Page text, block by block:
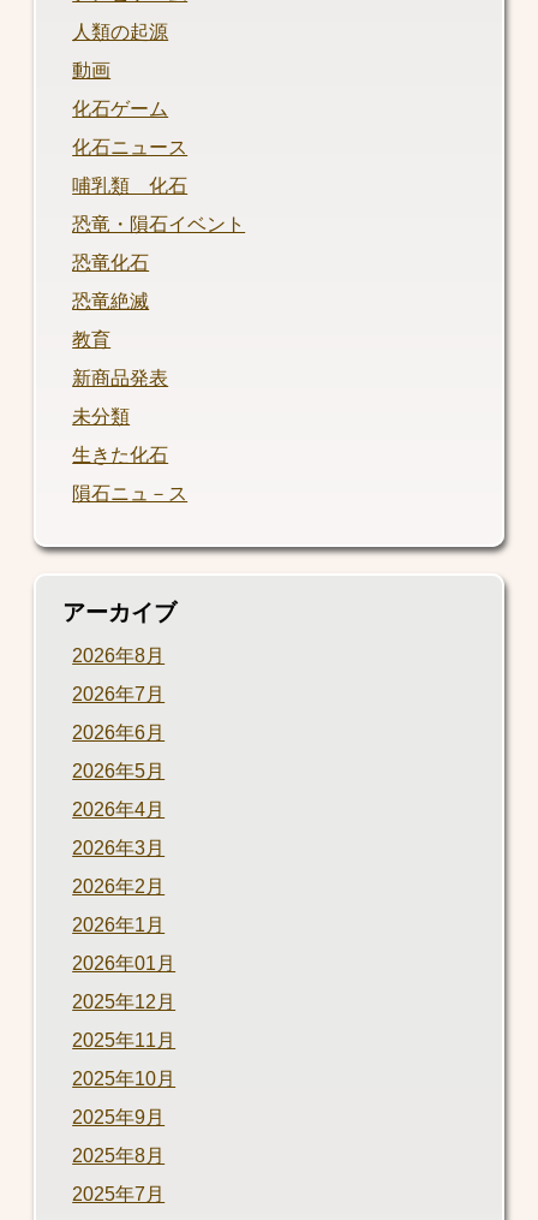
人類の起源
動画
化石ゲーム
化石ニュース
哺乳類 化石
恐竜・隕石イベント
恐竜化石
恐竜絶滅
教育
新商品発表
未分類
生きた化石
隕石ニュ－ス
アーカイブ
2026年8月
2026年7月
2026年6月
2026年5月
2026年4月
2026年3月
2026年2月
2026年1月
2026年01月
2025年12月
2025年11月
2025年10月
2025年9月
2025年8月
2025年7月